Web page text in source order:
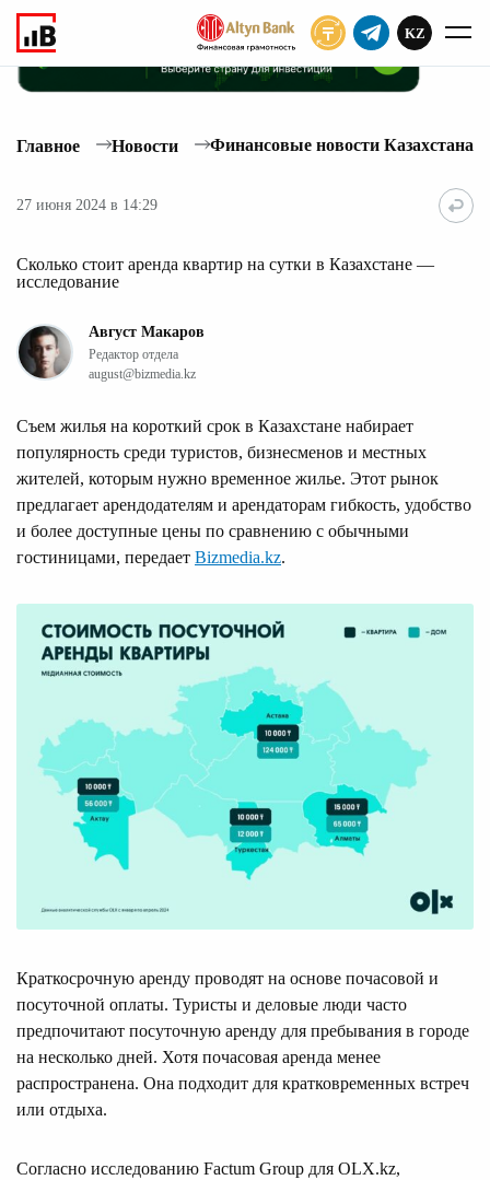
KZ
Главное Новости Финансовые новости Казахстана
27 июня 2024 в 14:29
Сколько стоит аренда квартир на сутки в Казахстане —
исследование
Август Макаров
Редактор отдела
august@bizmedia.kz
Съем жилья на короткий срок в Казахстане набирает
популярность среди туристов, бизнесменов и местных
жителей, которым нужно временное жилье. Этот рынок
предлагает арендодателям и арендаторам гибкость, удобство
и более доступные цены по сравнению с обычными
гостиницами, передает Bizmedia.kz.
Краткосрочную аренду проводят на основе почасовой и
посуточной оплаты. Туристы и деловые люди часто
предпочитают посуточную аренду для пребывания в городе
на несколько дней. Хотя почасовая аренда менее
распространена. Она подходит для кратковременных встреч
или отдыха.
Согласно исследованию Factum Group для OLX.kz,